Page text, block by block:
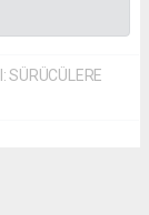
SÜRÜCÜLERE